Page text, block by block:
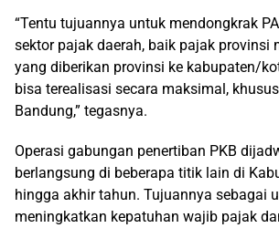
“Tentu tujuannya untuk mendongkrak
sektor pajak daerah, baik pajak provinsi
yang diberikan provinsi ke kabupaten/
bisa terealisasi secara maksimal,
Bandung,” tegasnya.
Operasi gabungan penertiban PKB
berlangsung di beberapa titik lain di
hingga akhir tahun. Tujuannya sebagai
meningkatkan kepatuhan wajib pajak